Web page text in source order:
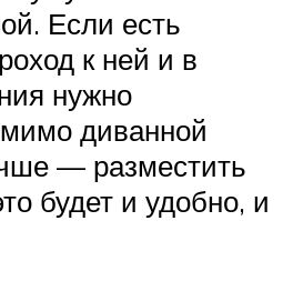
Если есть
к ней и в
нужно
диванной
— разместить
будет и удобно, и